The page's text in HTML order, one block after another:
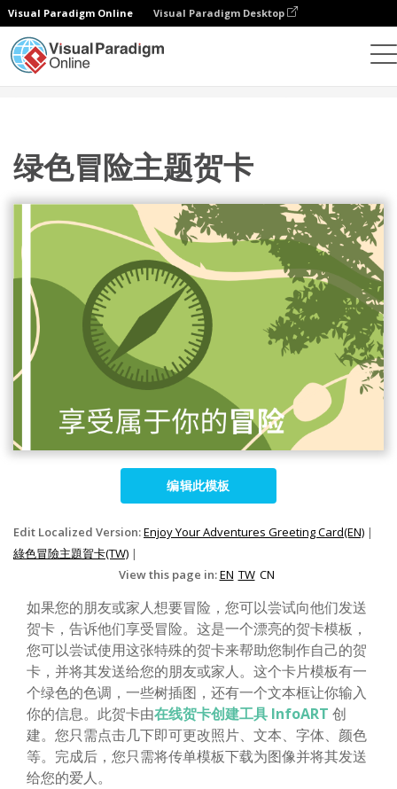
Visual Paradigm Online Visual Paradigm Desktop
绿色冒险主题贺卡
编辑此模板
Edit Localized Version:Enjoy Your Adventures Greeting Card(EN) |
綠色冒險主題賀卡(TW) |
View this page in:EN TW CN
如果您的朋友或家人想要冒险，您可以尝试向他们发送
贺卡，告诉他们享受冒险。这是一个漂亮的贺卡模板，
您可以尝试使用这张特殊的贺卡来帮助您制作自己的贺
卡，并将其发送给您的朋友或家人。这个卡片模板有一
个绿色的色调，一些树插图，还有一个文本框让你输入
你的信息。此贺卡由在线贺卡创建工具 InfoART 创
建。您只需点击几下即可更改照片、文本、字体、颜色
等。完成后，您只需将传单模板下载为图像并将其发送
给您的爱人。